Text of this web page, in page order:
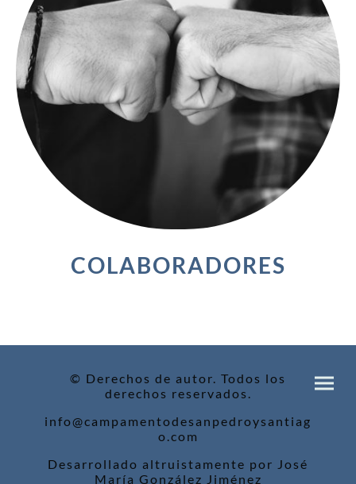
COLABORADORES
© Derechos de autor. Todos los
derechos reservados.
info@campamentodesanpedroysantiag
o.com
Desarrollado altruistamente por José
María González Jiménez